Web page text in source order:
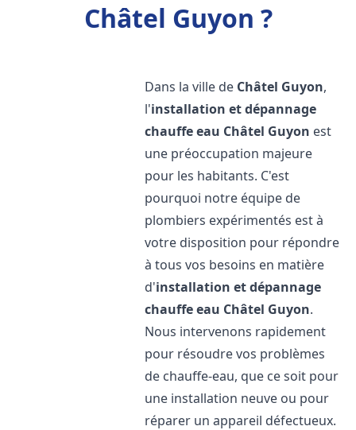
Châtel Guyon ?
Dans la ville de Châtel Guyon,
l'installation et dépannage
chauffe eau Châtel Guyon est
une préoccupation majeure
pour les habitants. C'est
pourquoi notre équipe de
plombiers expérimentés est à
votre disposition pour répondre
à tous vos besoins en matière
d'installation et dépannage
chauffe eau Châtel Guyon.
Nous intervenons rapidement
pour résoudre vos problèmes
de chauffe-eau, que ce soit pour
une installation neuve ou pour
réparer un appareil défectueux.